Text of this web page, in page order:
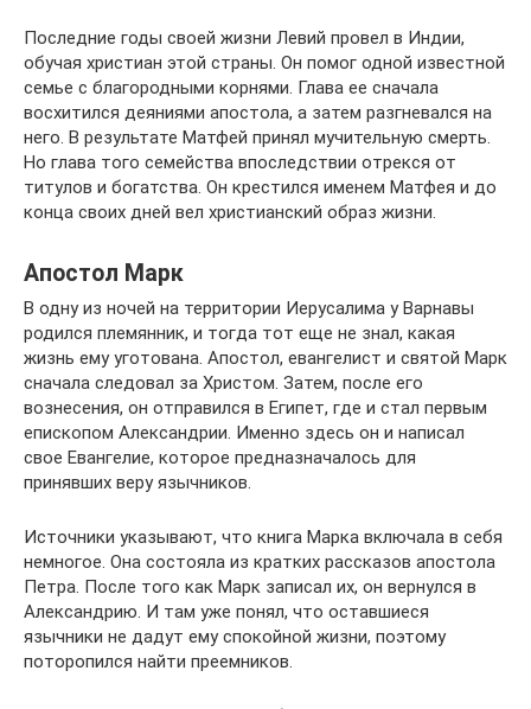
Последние годы своей жизни Левий провел в Индии,
обучая христиан этой страны. Он помог одной известной
семье с благородными корнями. Глава ее сначала
восхитился деяниями апостола, а затем разгневался на
него. В результате Матфей принял мучительную смерть.
Но глава того семейства впоследствии отрекся от
титулов и богатства. Он крестился именем Матфея и до
конца своих дней вел христианский образ жизни.
Апостол Марк
В одну из ночей на территории Иерусалима у Варнавы
родился племянник, и тогда тот еще не знал, какая
жизнь ему уготована. Апостол, евангелист и святой Марк
сначала следовал за Христом. Затем, после его
вознесения, он отправился в Египет, где и стал первым
епископом Александрии. Именно здесь он и написал
свое Евангелие, которое предназначалось для
принявших веру язычников.
Источники указывают, что книга Марка включала в себя
немногое. Она состояла из кратких рассказов апостола
Петра. После того как Марк записал их, он вернулся в
Александрию. И там уже понял, что оставшиеся
язычники не дадут ему спокойной жизни, поэтому
поторопился найти преемников.